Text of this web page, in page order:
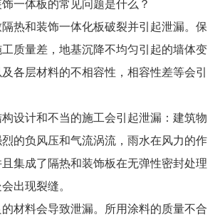
一体板的常见问题是什么？
热和装饰一体化板破裂并引起泄漏。保
质量差，地基沉降不均匀引起的墙体变
各层材料的不相容性，相容性差等会引
设计和不当的施工会引起泄漏：建筑物
的负风压和气流涡流，雨水在风力的作
集成了隔热和装饰板在无弹性密封处理
出现裂缝。
材料会导致泄漏。所用涂料的质量不合